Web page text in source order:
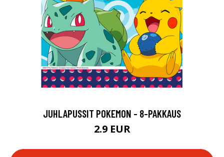
JUHLAPUSSIT POKEMON - 8-PAKKAUS
2.9 EUR